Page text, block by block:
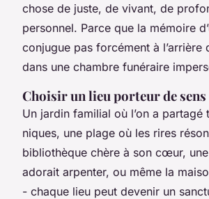
chose de juste, de vivant, de
personnel. Parce que la mémoire
conjugue pas forcément à l’arrière
dans une chambre funéraire
Choisir un lieu porteur de sens
Un jardin familial où l’on a partagé
niques, une plage où les rires
bibliothèque chère à son cœur,
adorait arpenter, ou même la
- chaque lieu peut devenir un